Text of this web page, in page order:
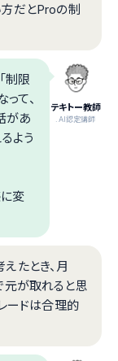
方だとProの制
テキトー教師
.AI認定講師
制限
て、
があ
よう
変
たとき、月
が取れると思
ードは合理的